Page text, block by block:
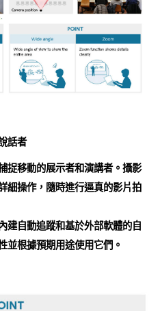
話者
捉移動的展示者和演講者。攝影
細操作，隨時進行逼真的影片拍
建自動追蹤和基於外部軟體的自
並根據預期用途使用它們。